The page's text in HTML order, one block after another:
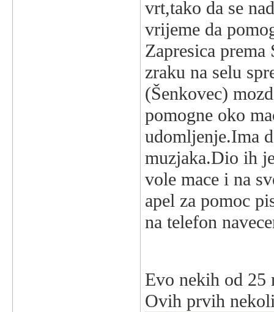
vrt,tako da se
vrijeme da
Zapresica
zraku na selu
(Šenkovec)
pomogne oko
udomljenje.Ima
muzjaka.Dio ih
vole mace i na
apel za pomoc
na telefon
Evo nekih od 25
Ovih prvih